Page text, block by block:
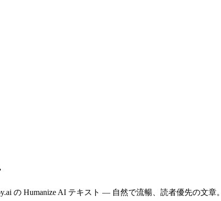
の Humanize AI テキスト — 自然で流暢、読者優先の文章。